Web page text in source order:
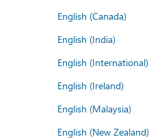
English (Canada)
English (India)
English (International)
English (Ireland)
English (Malaysia)
English (New Zealand)